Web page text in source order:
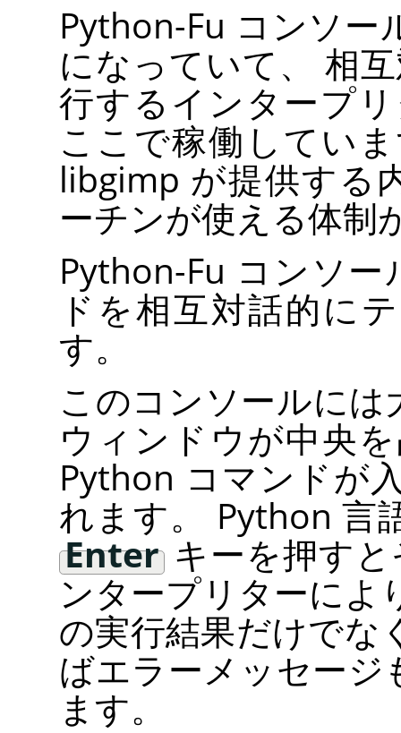
Python-Fu コンソー
になっていて、 相
行するインタープ
ここで稼働してい
libgimp が提供する
ーチンが使える体制
Python-Fu コンソ
ドを相互対話的に
す。
このコンソールに
ウィンドウが中央
Python コマンドが
れます。 Python 言
Enterキーを押すと
ンタープリターによ
の実行結果だけでな
ばエラーメッセー
ます。